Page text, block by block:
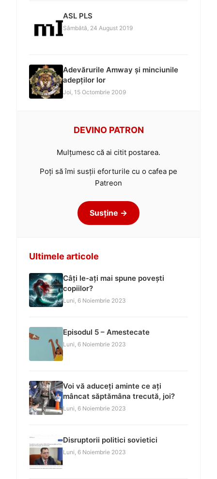
ASL PLS
Sâmbătă, 24 August 2019
Adevărurile Amway și minciunile
adepților lor
Joi, 15 Octombrie 2009
DEVINO PATRON
Mulțumesc că ai citit postarea.
Poți să îmi susții eforturile cu o cafea pe
Patreon
Susține →
Ultimele articole
Câți le-ați mai spune povești
copiilor?
Luni, 6 Noiembrie 2023
Episodul 5 – Amestecate
Luni, 6 Noiembrie 2023
Voi vă aduceți aminte ce ați
mâncat săptămâna trecută, joi?
Luni, 6 Noiembrie 2023
Disruptorii politici sovietici
Luni, 6 Noiembrie 2023